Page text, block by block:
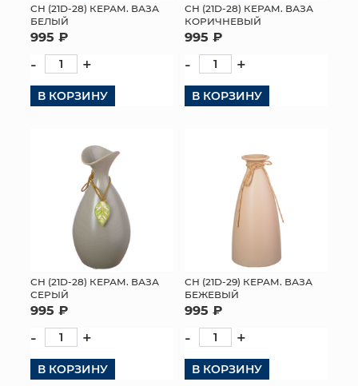
СН (21D-28) КЕРАМ. ВАЗА
БЕЛЫЙ
995 ₽
- +
В КОРЗИНУ
СН (21D-28) КЕРАМ. ВАЗА
КОРИЧНЕВЫЙ
995 ₽
- +
В КОРЗИНУ
СН (21D-28) КЕРАМ. ВАЗА
СЕРЫЙ
995 ₽
- +
В КОРЗИНУ
СН (21D-29) КЕРАМ. ВАЗА
БЕЖЕВЫЙ
995 ₽
- +
В КОРЗИНУ